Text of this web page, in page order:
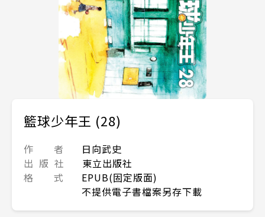
籃球少年王 (28)
作 者
日向武史
出 版 社
東立出版社
格 式
EPUB(固定版面)
不提供電子書檔案另存下載